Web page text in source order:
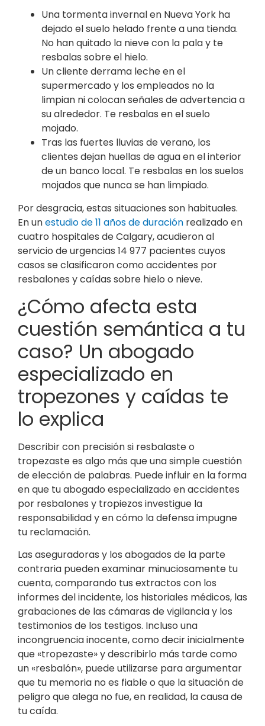
Una tormenta invernal en Nueva York ha
dejado el suelo helado frente a una tienda.
No han quitado la nieve con la pala y te
resbalas sobre el hielo.
Un cliente derrama leche en el
supermercado y los empleados no la
limpian ni colocan señales de advertencia a
su alrededor. Te resbalas en el suelo
mojado.
Tras las fuertes lluvias de verano, los
clientes dejan huellas de agua en el interior
de un banco local. Te resbalas en los suelos
mojados que nunca se han limpiado.
Por desgracia, estas situaciones son habituales.
En unestudio de 11 años de duración realizado en
cuatro hospitales de Calgary, acudieron al
servicio de urgencias 14 977 pacientes cuyos
casos se clasificaron como accidentes por
resbalones y caídas sobre hielo o nieve.
¿Cómo afecta esta
cuestión semántica a tu
caso? Un abogado
especializado en
tropezones y caídas te
lo explica
Describir con precisión si resbalaste o
tropezaste es algo más que una simple cuestión
de elección de palabras. Puede influir en la forma
en que tu abogado especializado en accidentes
por resbalones y tropiezos investigue la
responsabilidad y en cómo la defensa impugne
tu reclamación.
Las aseguradoras y los abogados de la parte
contraria pueden examinar minuciosamente tu
cuenta, comparando tus extractos con los
informes del incidente, los historiales médicos, las
grabaciones de las cámaras de vigilancia y los
testimonios de los testigos. Incluso una
incongruencia inocente, como decir inicialmente
que «tropezaste» y describirlo más tarde como
un «resbalón», puede utilizarse para argumentar
que tu memoria no es fiable o que la situación de
peligro que alega no fue, en realidad, la causa de
tu caída.